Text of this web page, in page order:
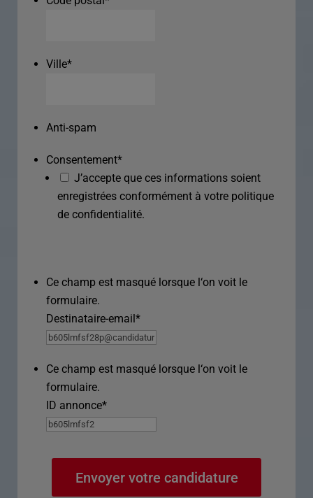
Ville*
Anti-spam
Consentement*
J’accepte que ces informations soient
enregistrées conformément à votre politique
de confidentialité.
Ce champ est masqué lorsque l‘on voit le
formulaire.
Destinataire-email*
Ce champ est masqué lorsque l‘on voit le
formulaire.
ID annonce*